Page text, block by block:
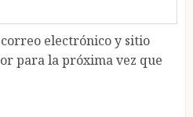
electrónico y sitio
para la próxima vez que